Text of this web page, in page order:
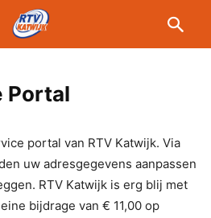
Portal
portal van RTV Katwijk. Via
uw adresgegevens aanpassen
RTV Katwijk is erg blij met
bijdrage van € 11,00 op